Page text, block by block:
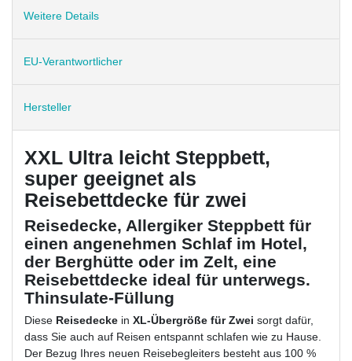
Weitere Details
EU-Verantwortlicher
Hersteller
XXL Ultra leicht Steppbett,
super geeignet als
Reisebettdecke für zwei
Reisedecke, Allergiker Steppbett für
einen angenehmen Schlaf im Hotel,
der Berghütte oder im Zelt, eine
Reisebettdecke ideal für unterwegs.
Thinsulate-Füllung
Diese Reisedecke in XL-Übergröße für Zwei sorgt dafür,
dass Sie auch auf Reisen entspannt schlafen wie zu Hause.
Der Bezug Ihres neuen Reisebegleiters besteht aus 100 %